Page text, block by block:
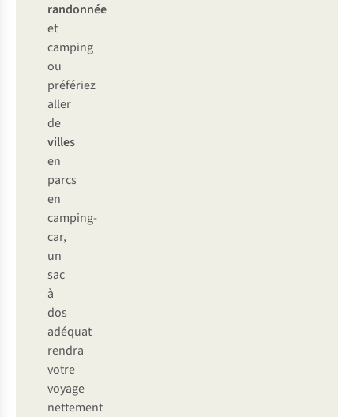
randonnée
et
camping
ou
préfériez
aller
de
villes
en
parcs
en
camping-
car,
un
sac
à
dos
adéquat
rendra
votre
voyage
nettement